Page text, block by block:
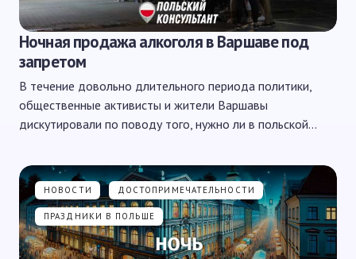
Ночная продажа алкоголя в Варшаве под
запретом
В течение довольно длительного периода политики,
общественные активисты и жители Варшавы
дискутировали по поводу того, нужно ли в польской…
НОВОСТИ ДОСТОПРИМЕЧАТЕЛЬНОСТИ
ПРАЗДНИКИ В ПОЛЬШЕ